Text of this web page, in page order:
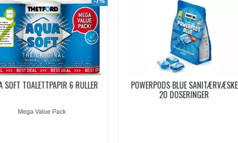
BLUE SANITÆRVÆSKE SANITÆRVÆSKE AQUA KEM BLUE
EUCALYPTUS KONSENTRERT 0,78 L